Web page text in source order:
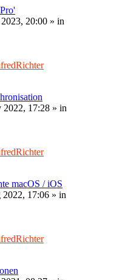
20:00 » in
2022, 17:28 » in
macOS / iOS
2022, 17:06 » in